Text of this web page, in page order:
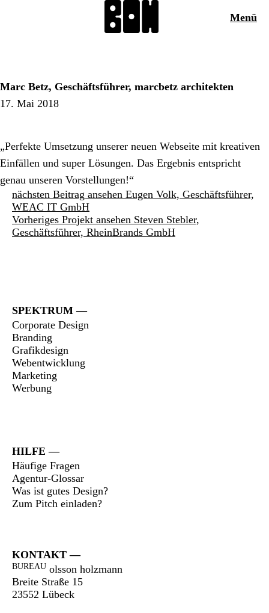
Menü
Marc Betz, Geschäftsführer, marcbetz architekten
17. Mai 2018
„Perfekte Umsetzung unserer neuen Webseite mit kreativen
Einfällen und super Lösungen. Das Ergebnis entspricht
genau unseren Vorstellungen!“
nächsten Beitrag ansehen Eugen Volk, Geschäftsführer,
WEAC IT GmbH
Vorheriges Projekt ansehen Steven Stebler,
Geschäftsführer, RheinBrands GmbH
SPEKTRUM
Corporate Design
Branding
Grafikdesign
Webentwicklung
Marketing
Werbung
HILFE
Häufige Fragen
Agentur-Glossar
Was ist gutes Design?
Zum Pitch einladen?
KONTAKT
BUREAU olsson holzmann
Breite Straße 15
23552 Lübeck